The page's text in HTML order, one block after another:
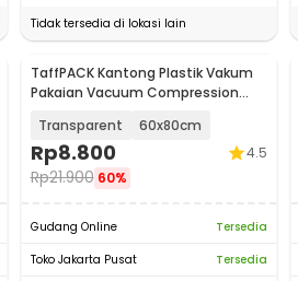
Tidak tersedia di lokasi lain
TaffPACK Kantong Plastik Vakum
Pakaian Vacuum Compression
Transparent 60x80cm
Rp8.800
Rp21.900 60%
4.5
Gudang Online
Tersedia
Toko Jakarta Pusat
Tersedia